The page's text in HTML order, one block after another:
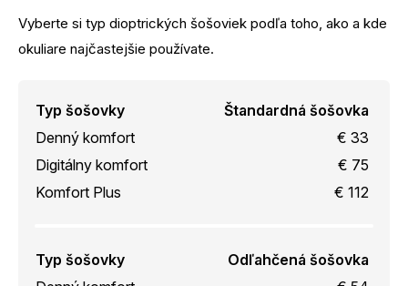
Vyberte si typ dioptrických šošoviek podľa toho, ako a kde
okuliare najčastejšie používate.
Typ šošovky
Štandardná šošovka
Denný komfort
€ 33
Digitálny komfort
€ 75
Komfort Plus
€ 112
Typ šošovky
Odľahčená šošovka